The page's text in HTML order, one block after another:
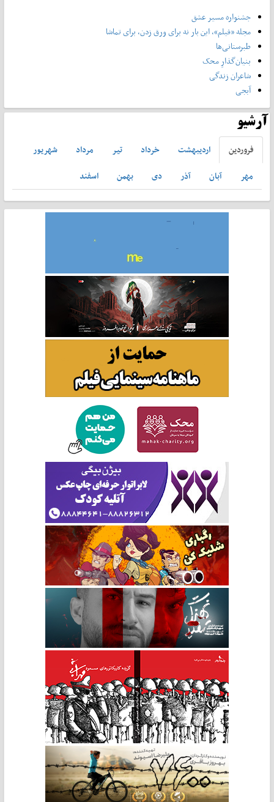
جشنواره مسیر عشق
مجله «فیلم»، این بار نه برای ورق زدن، برای تماشا
طبرستانی‌ها
بنیان‌گذارِ محک
شاعران زندگی
آبجی
آرشیو
فروردين ارديبهشت خرداد تير مرداد
شهريور
مهر
آبان آذر دی بهمن اسفند